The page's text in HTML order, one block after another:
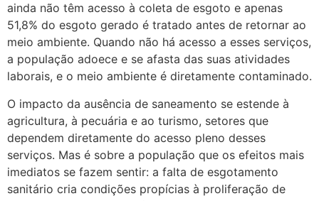
ainda não têm acesso à coleta de esgoto e apenas
51,8% do esgoto gerado é tratado antes de retornar ao
meio ambiente. Quando não há acesso a esses serviços,
a população adoece e se afasta das suas atividades
laborais, e o meio ambiente é diretamente contaminado.
O impacto da ausência de saneamento se estende à
agricultura, à pecuária e ao turismo, setores que
dependem diretamente do acesso pleno desses
serviços. Mas é sobre a população que os efeitos mais
imediatos se fazem sentir: a falta de esgotamento
sanitário cria condições propícias à proliferação de